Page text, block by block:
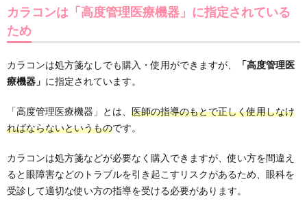
カラコンは「高度管理医療機器」に指定されている
ため
カラコンは処方箋なしでも購入・使用ができますが、
「高度管理医
療機器」 に指定されています。
「高度管理医療機器」とは、 医師の指導のもとで正しく使用しなけ
ればならないというものです。
カラコンは処方箋などが必要なく購入できますが、使い方を間違え
ると眼障害などのトラブルを引き起こすリスクがあるため、眼科を
受診して適切な使い方の指導を受ける必要があります。